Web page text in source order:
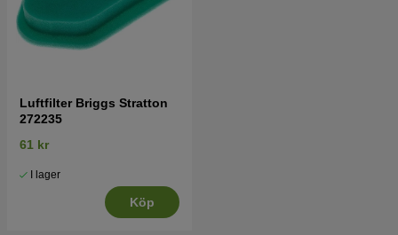
Luftfilter Briggs Stratton
272235
61 kr
I lager
Köp